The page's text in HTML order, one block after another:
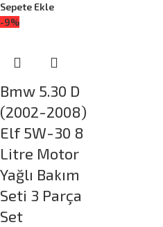
Sepete Ekle
-9%
Bmw 5.30 D
(2002-2008)
Elf 5W-30 8
Litre Motor
Yağlı Bakım
Seti 3 Parça
Set